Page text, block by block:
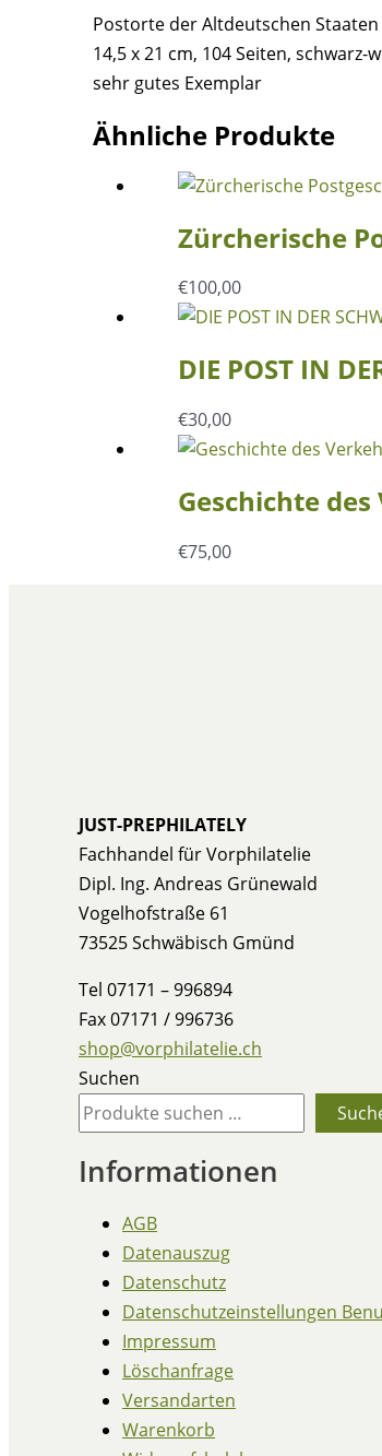
Weps
Menge
Postorte der Altdeutschen Staaten
14,5 x 21 cm, 104 Seiten, schwarz-
sehr gutes Exemplar
Ähnliche Produkte
Zürcherische
€100,00
DIE POST IN
€30,00
Geschichte
€75,00
JUST-PREPHILATELY
Fachhandel für Vorphilatelie
Dipl. Ing. Andreas Grünewald
Vogelhofstraße 61
73525 Schwäbisch Gmünd
Tel 07171 – 996894
Fax 07171 / 996736
shop@vorphilatelie.ch
Suchen
Informationen
AGB
Datenauszug
Datenschutz
Datenschutzeinstellungen
Impressum
Löschanfrage
Versandarten
Warenkorb